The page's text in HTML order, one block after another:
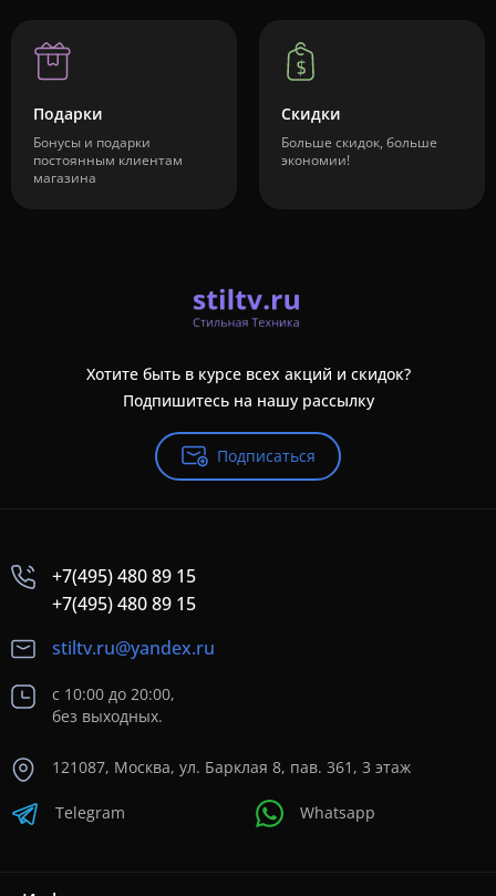
Подарки
Бонусы и подарки
постоянным клиентам
магазина
Скидки
Больше скидок, больше
экономии!
Хотите быть в курсе всех акций и скидок?
Подпишитесь на нашу рассылку
Подписаться
+7(495) 480 89 15
+7(495) 480 89 15
stiltv.ru@yandex.ru
с 10:00 до 20:00,
без выходных.
121087, Москва, ул. Барклая 8, пав. 361, 3 этаж
Telegram Whatsapp